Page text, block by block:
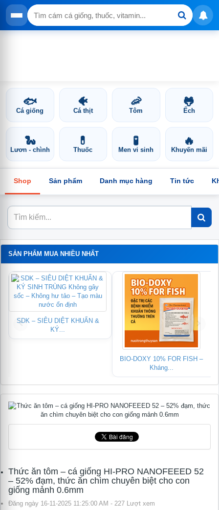
🐟
Cá giống
🐠
Cá thịt
🦐
Tôm
🐸
Ếch
🐍
Lươn - chình
💊
Thuốc
🧪
Men vi sinh
🔥
Khuyến mãi
Shop Sản phẩm Danh mục hàng Tin tức
SẢN PHẨM MUA NHIỀU NHẤT
SDK – SIÊU DIỆT KHUẨN &
KÝ...
BIO-DOXY 10% FOR FISH –
Kháng...
Thức ăn tôm – cá giống HI-PRO NANOFEEED 52
– 52% đạm, thức ăn chìm chuyên biệt cho con
giống mảnh 0.6mm
Đăng ngày 16-11-2025 11:25:00 AM - 227 Lượt xem